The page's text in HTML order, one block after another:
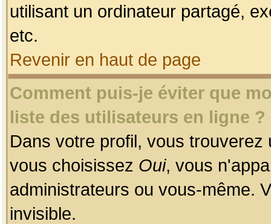
utilisant un ordinateur partagé,
etc.
Revenir en haut de page
Comment puis-je éviter que
liste des utilisateurs en ligne ?
Dans votre profil, vous
vous choisissez Oui, vous
administrateurs ou vous-même.
invisible.